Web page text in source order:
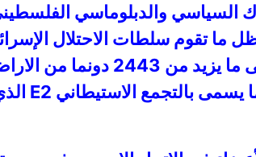
السياسي والدبلوماسي
تقوم سلطات الاحتلال
بحق أبناء الشعب الفلسطيني، من استيلاء على